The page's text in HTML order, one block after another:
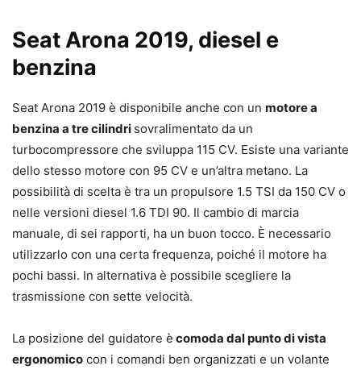
Seat Arona 2019, diesel e
benzina
Seat Arona 2019 è disponibile anche con un motore a
benzina a tre cilindri sovralimentato da un
turbocompressore che sviluppa 115 CV. Esiste una variante
dello stesso motore con 95 CV e un’altra metano. La
possibilità di scelta è tra un propulsore 1.5 TSI da 150 CV o
nelle versioni diesel 1.6 TDI 90. Il cambio di marcia
manuale, di sei rapporti, ha un buon tocco. È necessario
utilizzarlo con una certa frequenza, poiché il motore ha
pochi bassi. In alternativa è possibile scegliere la
trasmissione con sette velocità.
La posizione del guidatore è comoda dal punto di vista
ergonomico con i comandi ben organizzati e un volante